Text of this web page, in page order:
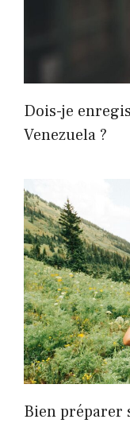
Dois-je
Venezuela ?
Bien préparer